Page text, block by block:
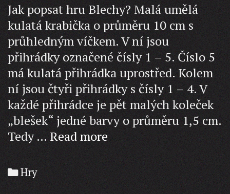
Jak popsat hru Blechy? Malá umělá
kulatá krabička o průměru 10 cm s
průhledným víčkem. V ní jsou
přihrádky označené čísly 1 – 5. Číslo 5
má kulatá přihrádka uprostřed. Kolem
ní jsou čtyři přihrádky s čísly 1 – 4. V
každé přihrádce je pět malých koleček
„blešek“ jedné barvy o průměru 1,5 cm.
Tedy …Read moreZahrajte
si
hru
Blechy
Categories
Hry